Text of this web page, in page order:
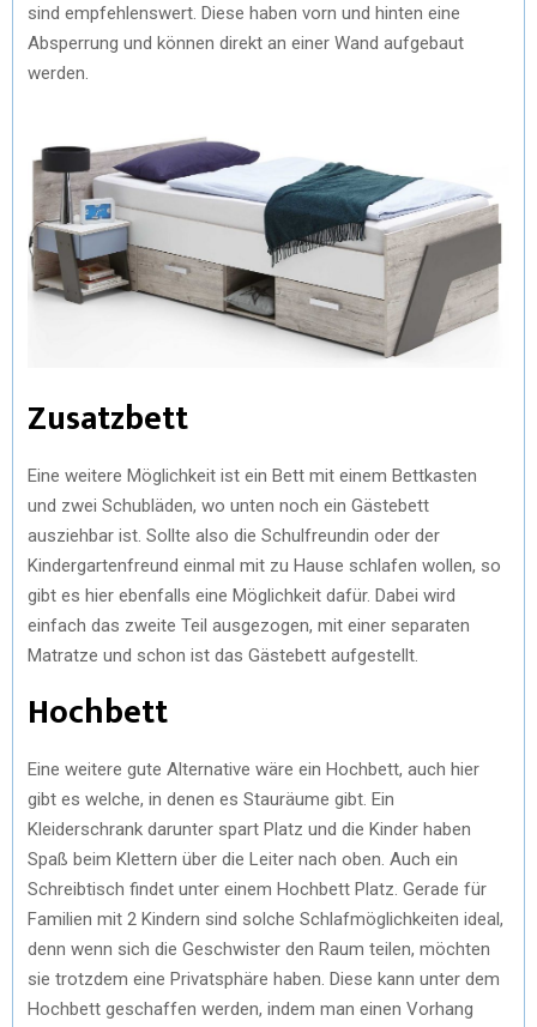
sind empfehlenswert. Diese haben vorn und hinten eine
Absperrung und können direkt an einer Wand aufgebaut
werden.
Zusatzbett
Eine weitere Möglichkeit ist ein Bett mit einem Bettkasten
und zwei Schubläden, wo unten noch ein Gästebett
ausziehbar ist. Sollte also die Schulfreundin oder der
Kindergartenfreund einmal mit zu Hause schlafen wollen, so
gibt es hier ebenfalls eine Möglichkeit dafür. Dabei wird
einfach das zweite Teil ausgezogen, mit einer separaten
Matratze und schon ist das Gästebett aufgestellt.
Hochbett
Eine weitere gute Alternative wäre ein Hochbett, auch hier
gibt es welche, in denen es Stauräume gibt. Ein
Kleiderschrank darunter spart Platz und die Kinder haben
Spaß beim Klettern über die Leiter nach oben. Auch ein
Schreibtisch findet unter einem Hochbett Platz. Gerade für
Familien mit 2 Kindern sind solche Schlafmöglichkeiten ideal,
denn wenn sich die Geschwister den Raum teilen, möchten
sie trotzdem eine Privatsphäre haben. Diese kann unter dem
Hochbett geschaffen werden, indem man einen Vorhang